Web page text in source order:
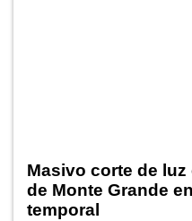
Masivo corte de luz
de Monte Grande
temporal